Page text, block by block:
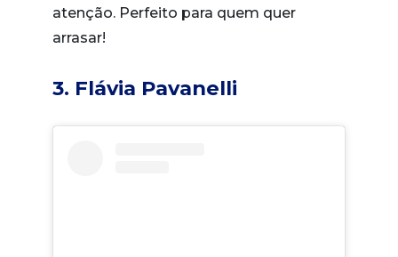
atenção. Perfeito para quem quer
arrasar!
3. Flávia Pavanelli